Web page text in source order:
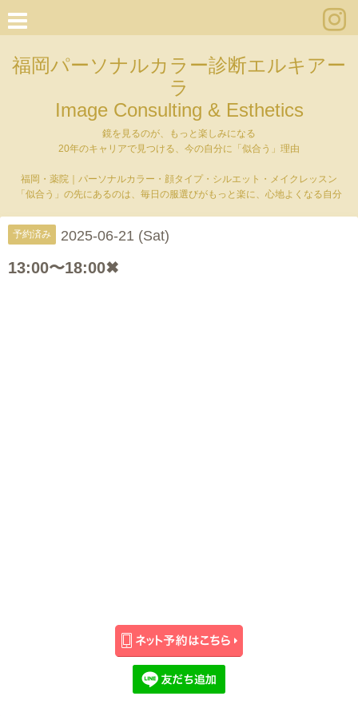
福岡パーソナルカラー診断エルキアー
ラ
Image Consulting & Esthetics
鏡を見るのが、もっと楽しみになる
20年のキャリアで見つける、今の自分に「似合う」理由
福岡・薬院｜パーソナルカラー・顔タイプ・シルエット・メイクレッスン
「似合う」の先にあるのは、毎日の服選びがもっと楽に、心地よくなる自分
予約済み 2025-06-21 (Sat)
13:00〜18:00✖